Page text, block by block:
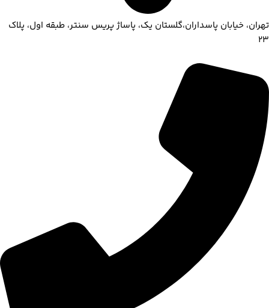
تهران، خیابان پاسداران،گلستان یک، پاساژ پریس سنتر، طبقه اول، پلاک
۲۳